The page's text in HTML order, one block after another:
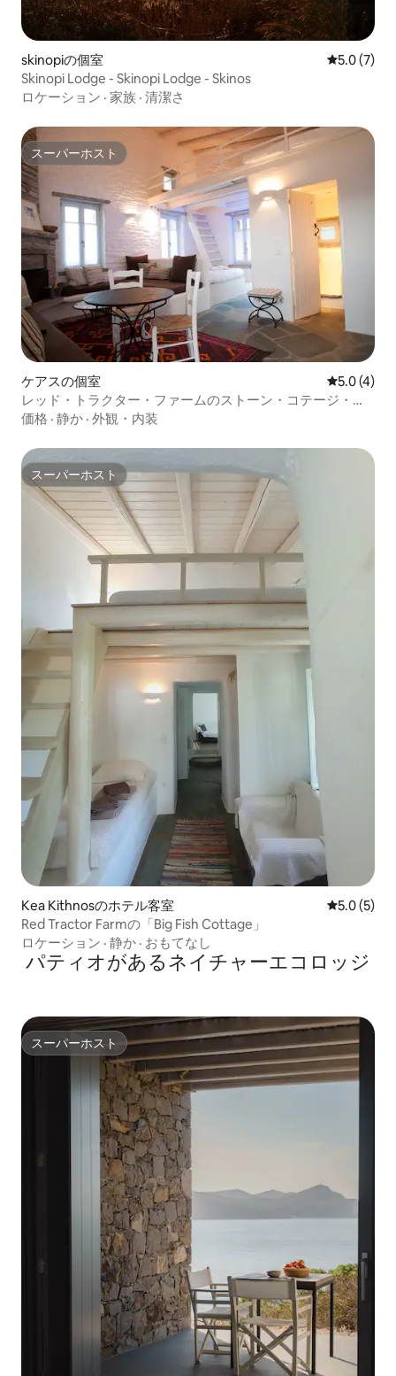
skinopiの個室 レビュー7
5.0 (7)
Skinopi Lodge - Skinopi Lodge - Skinos
ロケーション · 家族 · 清潔さ
スーパーホスト
スーパーホスト
ケアスの個室 レビュー4
5.0 (4)
レッド・トラクター・ファームのストーン・コテージ・ス
タジオ
価格 · 静か · 外観・内装
スーパーホスト
スーパーホスト
Kea Kithnosのホテル客室 レビュー5
5.0 (5)
Red Tractor Farmの「Big Fish Cottage」
ロケーション · 静か · おもてなし
パティオがあるネイチャーエコロッジ
スーパーホスト
スーパーホスト